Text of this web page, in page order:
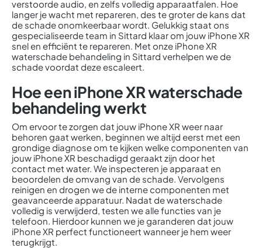
verstoorde audio, en zelfs volledig apparaatfalen. Hoe
langer je wacht met repareren, des te groter de kans dat
de schade onomkeerbaar wordt. Gelukkig staat ons
gespecialiseerde team in Sittard klaar om jouw iPhone XR
snel en efficiënt te repareren. Met onze iPhone XR
waterschade behandeling in Sittard verhelpen we de
schade voordat deze escaleert.
Hoe een iPhone XR waterschade
behandeling werkt
Om ervoor te zorgen dat jouw iPhone XR weer naar
behoren gaat werken, beginnen we altijd eerst met een
grondige diagnose om te kijken welke componenten van
jouw iPhone XR beschadigd geraakt zijn door het
contact met water. We inspecteren je apparaat en
beoordelen de omvang van de schade. Vervolgens
reinigen en drogen we de interne componenten met
geavanceerde apparatuur. Nadat de waterschade
volledig is verwijderd, testen we alle functies van je
telefoon. Hierdoor kunnen we je garanderen dat jouw
iPhone XR perfect functioneert wanneer je hem weer
terugkrijgt.